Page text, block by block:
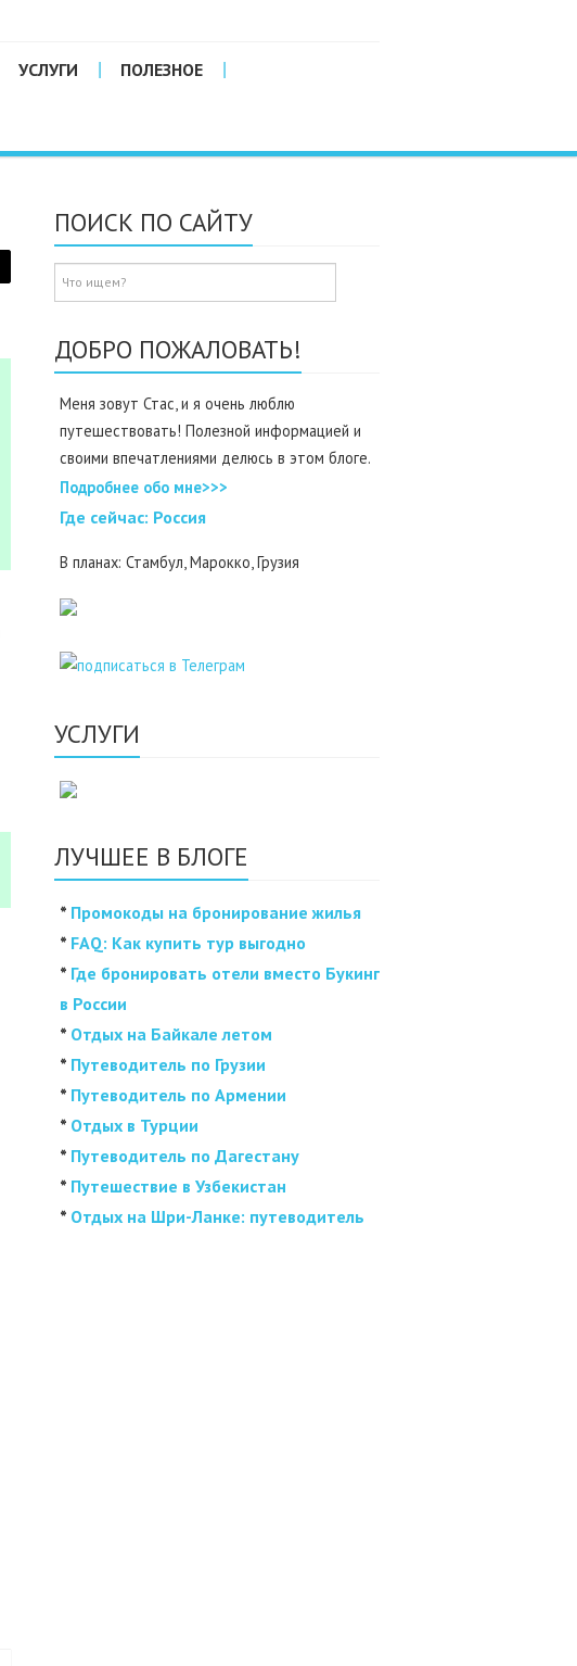
УСЛУГИ ПОЛЕЗНОЕ
ПОИСК ПО САЙТУ
ДОБРО ПОЖАЛОВАТЬ!
Меня зовут Стас, и я очень люблю
путешествовать! Полезной информацией и
своими впечатлениями делюсь в этом блоге.
Подробнее обо мне>>>
Где cейчас: Россия
В планах: Стамбул, Марокко, Грузия
УСЛУГИ
ЛУЧШЕЕ В БЛОГЕ
* Промокоды на бронирование жилья
* FAQ: Как купить тур выгодно
* Где бронировать отели вместо Букинг
в России
* Отдых на Байкале летом
* Путеводитель по Грузии
* Путеводитель по Армении
* Отдых в Турции
* Путеводитель по Дагестану
* Путешествие в Узбекистан
* Отдых на Шри-Ланке: путеводитель